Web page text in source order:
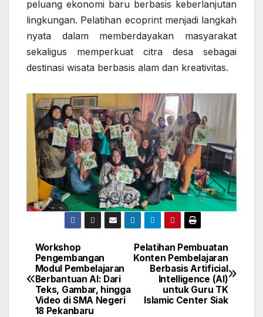
peluang ekonomi baru berbasis keberlanjutan
lingkungan. Pelatihan ecoprint menjadi langkah
nyata dalam memberdayakan masyarakat
sekaligus memperkuat citra desa sebagai
destinasi wisata berbasis alam dan kreativitas.
Post
navigation
Pelatihan Pembuatan
Konten Pembelajaran
Berbasis Artificial
Intelligence (AI)
untuk Guru TK
Islamic Center Siak
Workshop
Pengembangan
Modul Pembelajaran
Berbantuan AI: Dari
Teks, Gambar, hingga
Video di SMA Negeri
18 Pekanbaru